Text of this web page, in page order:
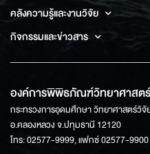
คลังความรู้และงานวิจัย
กิจกรรมและข่าวสาร
องค์การพิพิธภัณฑ์วิทยาศาสต
กระทรวงการอุดมศึกษา วิทยาศาสตร์วิ
อ.คลองหลวง จ.ปทุมธานี 12120
โทร: 02577-9999, แฟกซ์ 02577-9900